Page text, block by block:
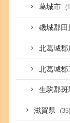
葛城市
磯城郡田
北葛城郡
北葛城郡
生駒郡斑
滋賀県 (35)